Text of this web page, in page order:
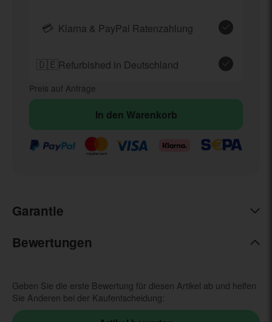
💳 Klarna & PayPal Ratenzahlung
🇩🇪Refurbished in Deutschland
Preis auf Anfrage
In den Warenkorb
Garantie
Bewertungen
Geben Sie die erste Bewertung für diesen Artikel ab und helfen
Sie Anderen bei der Kaufentscheidung: